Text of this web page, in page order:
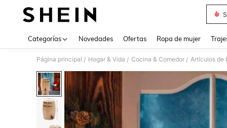
Categorías Novedades Ofertas Ropa de mujer
Página principal / Hogar & Vida / Cocina & Comedor / Artículos de